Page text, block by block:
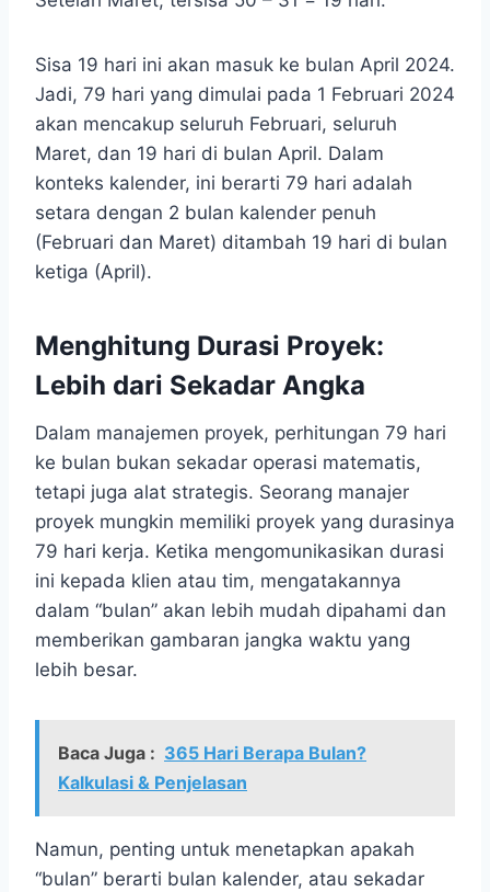
Sisa 19 hari ini akan masuk ke bulan April 2024.
Jadi, 79 hari yang dimulai pada 1 Februari 2024
akan mencakup seluruh Februari, seluruh
Maret, dan 19 hari di bulan April. Dalam
konteks kalender, ini berarti 79 hari adalah
setara dengan 2 bulan kalender penuh
(Februari dan Maret) ditambah 19 hari di bulan
ketiga (April).
Menghitung Durasi Proyek:
Lebih dari Sekadar Angka
Dalam manajemen proyek, perhitungan 79 hari
ke bulan bukan sekadar operasi matematis,
tetapi juga alat strategis. Seorang manajer
proyek mungkin memiliki proyek yang durasinya
79 hari kerja. Ketika mengomunikasikan durasi
ini kepada klien atau tim, mengatakannya
dalam “bulan” akan lebih mudah dipahami dan
memberikan gambaran jangka waktu yang
lebih besar.
Baca Juga : 365 Hari Berapa Bulan?
Kalkulasi & Penjelasan
Namun, penting untuk menetapkan apakah
“bulan” berarti bulan kalender, atau sekadar